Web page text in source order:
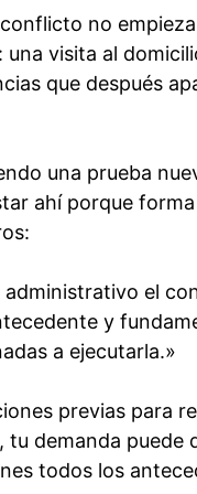
no
visita al
que después
una prueba
ahí porque
el
y
a ejecutarla.»
previas para
demanda puede
todos los